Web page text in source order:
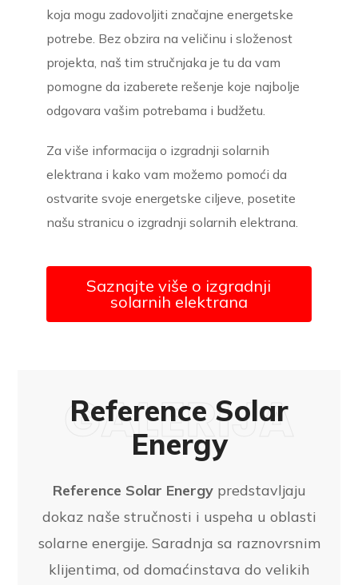
koja mogu zadovoljiti značajne energetske
potrebe. Bez obzira na veličinu i složenost
projekta, naš tim stručnjaka je tu da vam
pomogne da izaberete rešenje koje najbolje
odgovara vašim potrebama i budžetu.
Za više informacija o izgradnji solarnih
elektrana i kako vam možemo pomoći da
ostvarite svoje energetske ciljeve, posetite
našu stranicu o izgradnji solarnih elektrana.
Saznajte više o izgradnji
solarnih elektrana
Reference Solar
Energy
GALERIJA
Reference Solar Energypredstavljaju
dokaz naše stručnosti i uspeha u oblasti
solarne energije. Saradnja sa raznovrsnim
klijentima, od domaćinstava do velikih